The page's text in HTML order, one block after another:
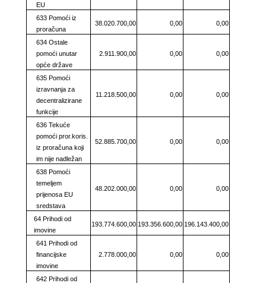
EU
633 Pomoći iz
proračuna
38.020.700,00 0,00 0,00
634 Ostale
pomoći unutar
opće države
2.911.900,00 0,00 0,00
635 Pomoći
izravnanja za
decentralizirane
funkcije
11.218.500,00 0,00 0,00
636 Tekuće
pomoći pror.koris.
iz proračuna koji
im nije nadležan
52.885.700,00 0,00 0,00
638 Pomoći
temeljem
prijenosa EU
sredstava
48.202.000,00 0,00 0,00
64 Prihodi od
imovine
193.774.600,00 193.356.600,00 196.143.400,00
641 Prihodi od
financijske
imovine
2.778.000,00 0,00 0,00
642 Prihodi od